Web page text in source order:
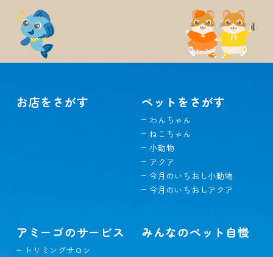
お店をさがす ペットをさがす
わんちゃん
ねこちゃん
小動物
アクア
今月のいちおし小動物
今月のいちおしアクア
アミーゴのサービス
トリミングサロン
みんなのペット自慢